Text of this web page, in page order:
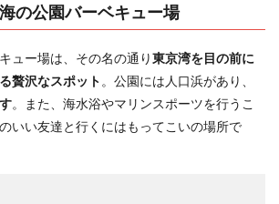
の公園バーベキュー場
ュー場は、その名の通り東京湾を目の前に
贅沢なスポット。公園には人口浜があり、
。また、海水浴やマリンスポーツを行うこ
いい友達と行くにはもってこいの場所で